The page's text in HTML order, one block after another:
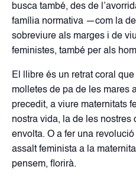
busca també, des de
família normativa —com la
sobreviure als marges i de
feministes, també per als
El llibre és un retrat coral
molletes de pa de les mares
precedit, a viure maternitats
nostra vida, la de les nostres
envolta. O a fer una
assalt feminista a la
pensem, florirà.